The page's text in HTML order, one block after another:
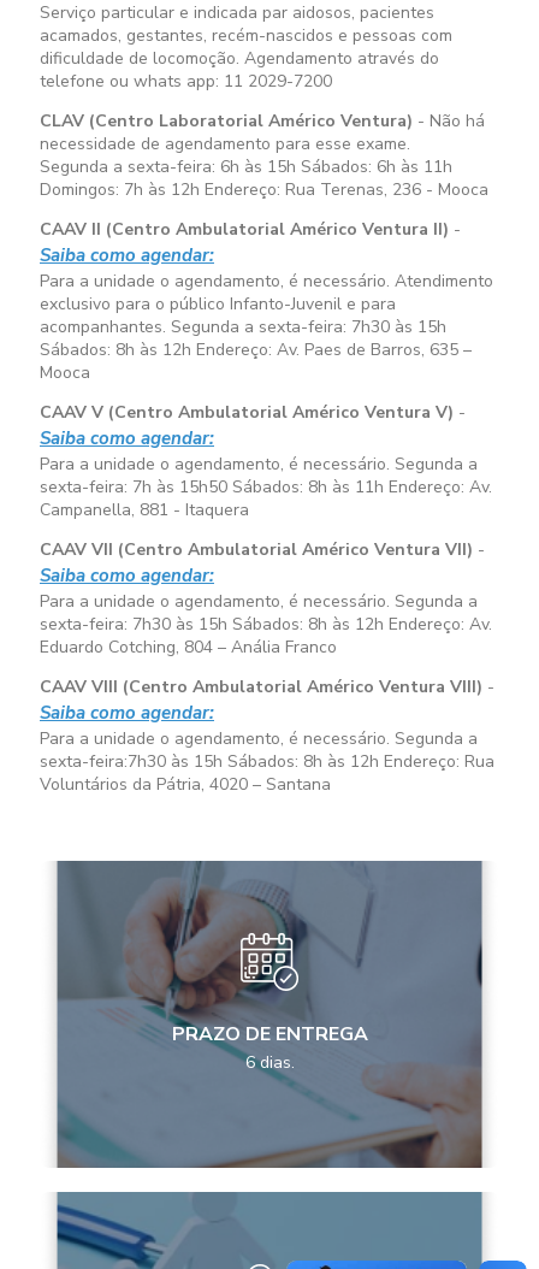
Serviço particular e indicada par aidosos, pacientes
acamados, gestantes, recém-nascidos e pessoas com
dificuldade de locomoção. Agendamento através do
telefone ou whats app: 11 2029-7200
CLAV (Centro Laboratorial Américo Ventura) - Não há
necessidade de agendamento para esse exame.
Segunda a sexta-feira: 6h às 15h Sábados: 6h às 11h
Domingos: 7h às 12h Endereço: Rua Terenas, 236 - Mooca
CAAV II (Centro Ambulatorial Américo Ventura II) -
Saiba como agendar:
Para a unidade o agendamento, é necessário. Atendimento
exclusivo para o público Infanto-Juvenil e para
acompanhantes. Segunda a sexta-feira: 7h30 às 15h
Sábados: 8h às 12h Endereço: Av. Paes de Barros, 635 –
Mooca
CAAV V (Centro Ambulatorial Américo Ventura V) -
Saiba como agendar:
Para a unidade o agendamento, é necessário. Segunda a
sexta-feira: 7h às 15h50 Sábados: 8h às 11h Endereço: Av.
Campanella, 881 - Itaquera
CAAV VII (Centro Ambulatorial Américo Ventura VII) -
Saiba como agendar:
Para a unidade o agendamento, é necessário. Segunda a
sexta-feira: 7h30 às 15h Sábados: 8h às 12h Endereço: Av.
Eduardo Cotching, 804 – Anália Franco
CAAV VIII (Centro Ambulatorial Américo Ventura VIII) -
Saiba como agendar:
Para a unidade o agendamento, é necessário. Segunda a
sexta-feira:7h30 às 15h Sábados: 8h às 12h Endereço: Rua
Voluntários da Pátria, 4020 – Santana
PRAZO DE ENTREGA
6 dias.